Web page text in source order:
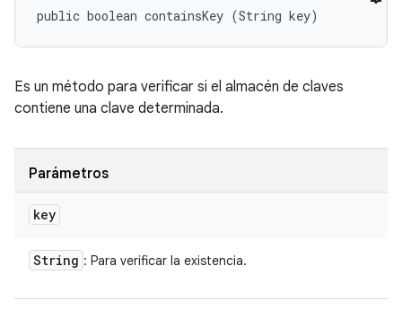
public boolean containsKey (String key)
Es un método para verificar si el almacén de claves
contiene una clave determinada.
Parámetros
key
String : Para verificar la existencia.